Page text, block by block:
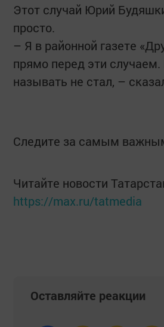
Этот случай Юрий
просто.
– Я в районной газете
прямо перед эти
называть не стал, –
Следите за самым
Читайте новости
https://max.ru/tatmedia
Оставляйте реакции